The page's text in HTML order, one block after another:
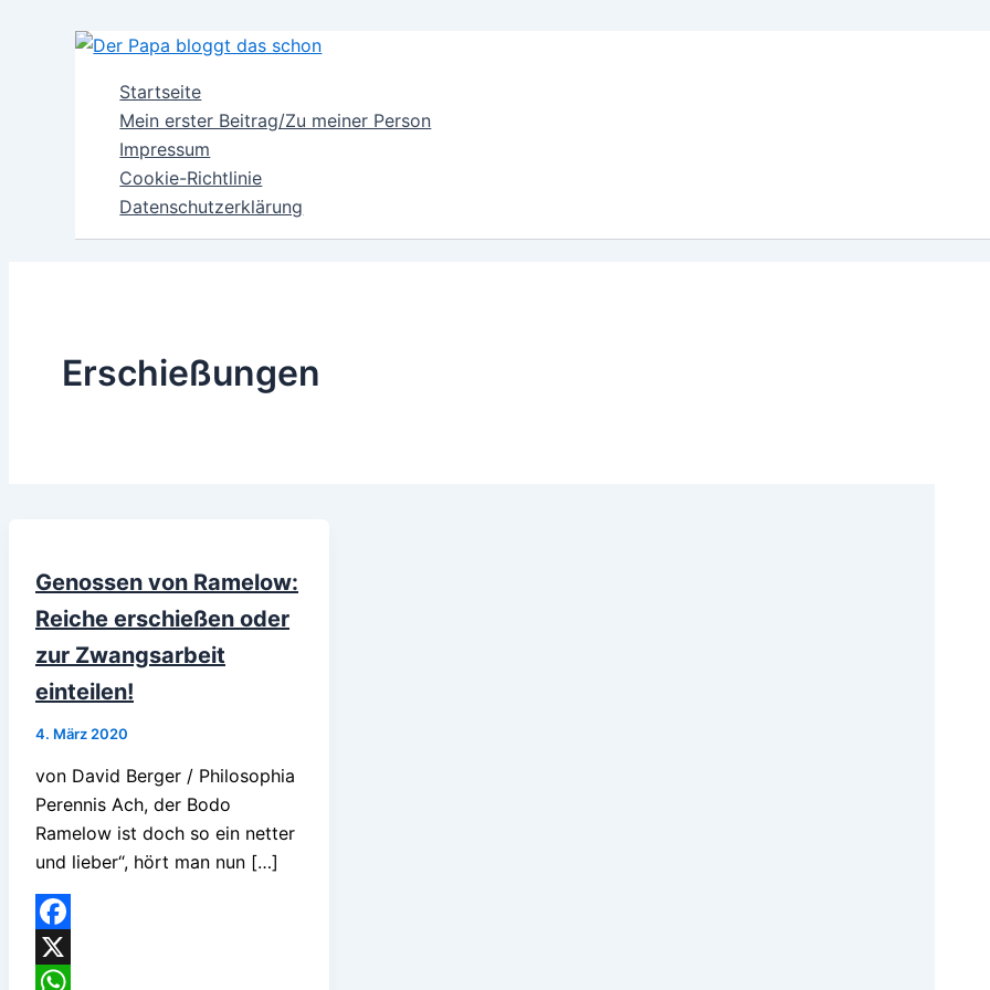
Startseite
Mein erster Beitrag/Zu meiner Person
Impressum
Cookie-Richtlinie
Datenschutzerklärung
Erschießungen
Genossen von Ramelow:
Reiche erschießen oder
zur Zwangsarbeit
einteilen!
4. März 2020
von David Berger / Philosophia
Perennis Ach, der Bodo
Ramelow ist doch so ein netter
und lieber“, hört man nun […]
Facebook
X